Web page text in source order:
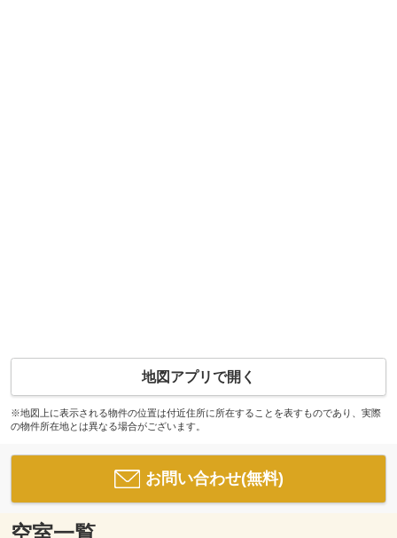
地図アプリで開く
※地図上に表示される物件の位置は付近住所に所在することを表すものであり、実際
の物件所在地とは異なる場合がございます。
お問い合わせ(無料)
空室一覧